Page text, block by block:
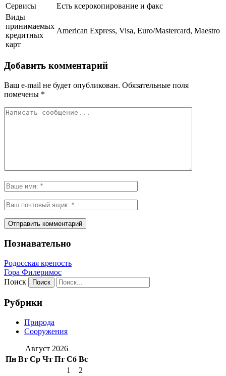
Сервисы
Есть ксерокопирование и факс
Виды
принимаемых
кредитных
карт
American Express, Visa, Euro/Mastercard, Maestro
Добавить комментарий
Ваш e-mail не будет опубликован. Обязательные поля
помечены *
Познавательно
Родосская крепость
Гора Филеримос
Поиск
Рубрики
Природа
Сооружения
Август 2026
Пн Вт Ср Чт Пт Сб Вс
1
2